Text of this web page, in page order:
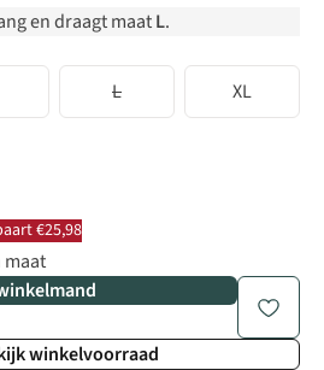
en draagt maatL.
L XL
€25,98
maat
winkelvoorraad